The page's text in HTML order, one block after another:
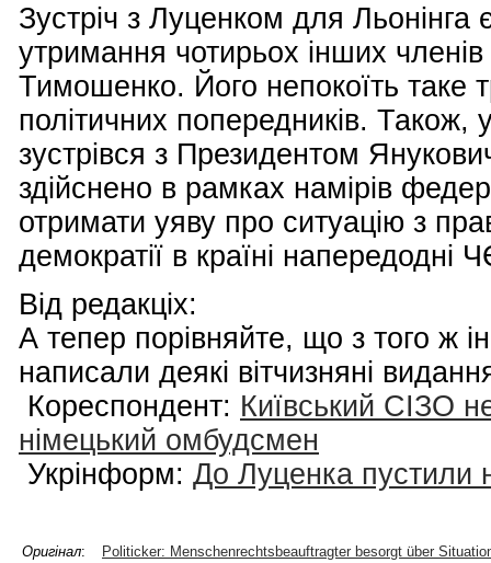
Зустріч з Луценком для
утримання чотирьох інших
Тимошенко. Його непокоїть таке
політичних попередників. Також,
зустрівся з Президентом
здійснено в рамках намірів
отримати уяву про ситуацію з
демократії в країні напередодні
Від редакціх:
А тепер порівняйте, що з того ж
написали деякі вітчизняні
Кореспондент: Київський СІЗО
німецький омбудсмен
Укрінформ: До Луценка пустили
Оригінал:
Politicker: Menschenrechtsbeauftragter besorgt über